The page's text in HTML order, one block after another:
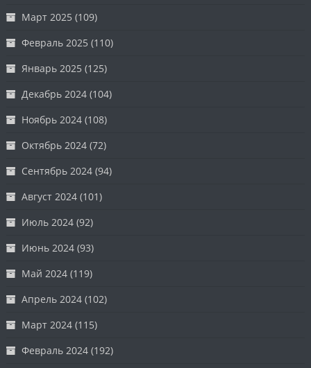
Март 2025 (109)
Февраль 2025 (110)
Январь 2025 (125)
Декабрь 2024 (104)
Ноябрь 2024 (108)
Октябрь 2024 (72)
Сентябрь 2024 (94)
Август 2024 (101)
Июль 2024 (92)
Июнь 2024 (93)
Май 2024 (119)
Апрель 2024 (102)
Март 2024 (115)
Февраль 2024 (192)